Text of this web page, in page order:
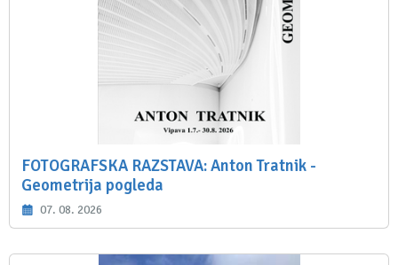
FOTOGRAFSKA RAZSTAVA: Anton Tratnik -
Geometrija pogleda
07. 08. 2026